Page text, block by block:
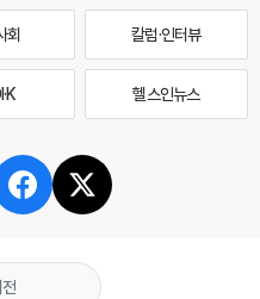
회 칼럼·인터뷰
헬스인뉴스